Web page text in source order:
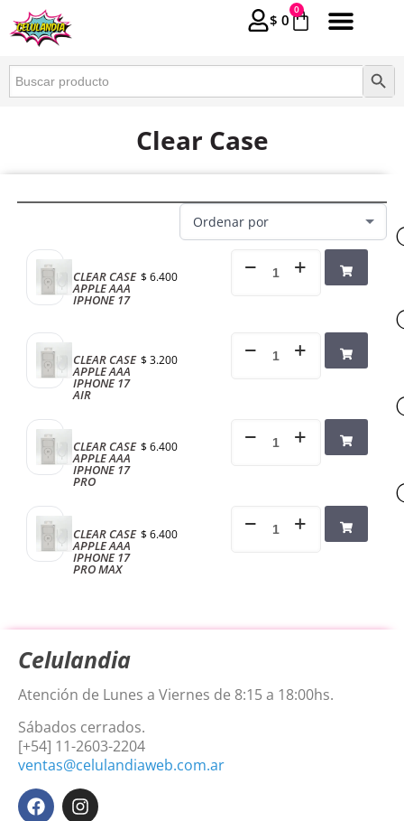
$ 0
0
Buscar: Botón
Clear Case
CLEAR CASE
APPLE AAA
IPHONE 17
$ 6.400
CLEAR CASE
APPLE AAA
IPHONE 17
AIR
$ 3.200
CLEAR CASE
APPLE AAA
IPHONE 17
PRO
$ 6.400
CLEAR CASE
APPLE AAA
IPHONE 17
PRO MAX
$ 6.400
Celulandia
Atención de Lunes a Viernes de 8:15 a 18:00hs.
Sábados cerrados.
[+54] 11-2603-2204
ventas@celulandiaweb.com.ar
logueado, no
dirigirte a la página
de login.